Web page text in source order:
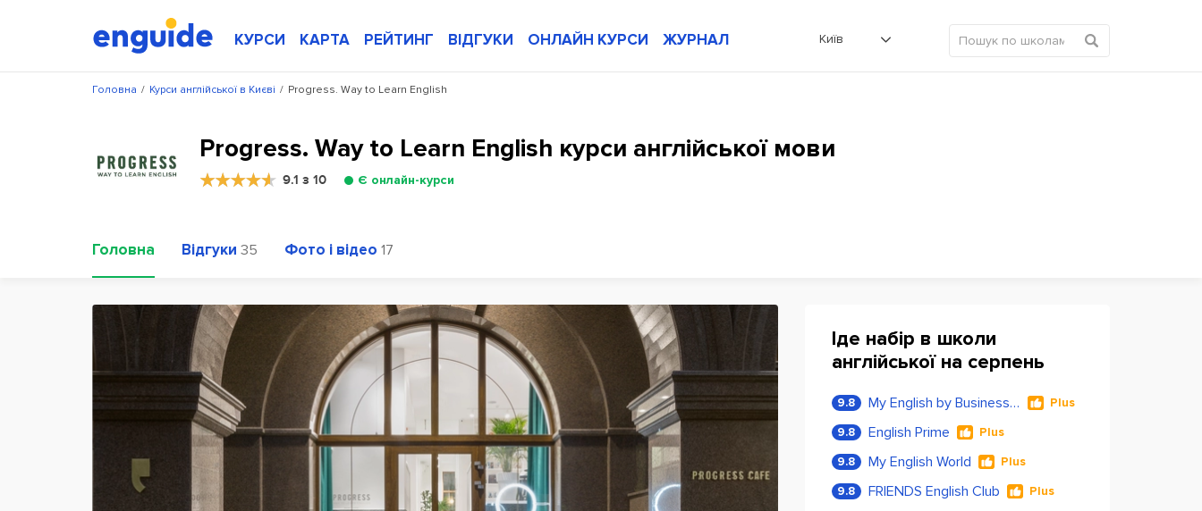
КУРСИ КАРТА РЕЙТИНГ ВІДГУКИ ОНЛАЙН КУРСИ ЖУРНАЛ Київ
/
Головна /
Курси англійської в Києві Progress. Way to Learn English
Progress. Way to Learn English курси англійської мови
9.1 з 10 Є онлайн-курси
Головна Відгуки 35 Фото і відео 17
Іде набір в школи
англійської на серпень
9.8 My English by Business Language Plus
9.8 English Prime Plus
9.8 My English World Plus
9.8 FRIENDS English Club Plus